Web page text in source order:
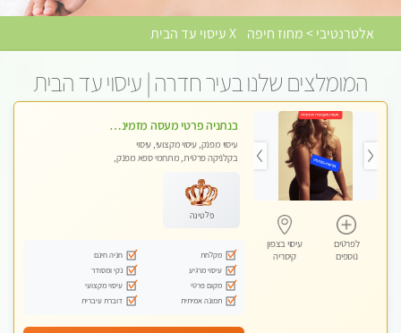
אלטרנטיבי > מחוז חיפה X עיסוי עד הבית
המומלצים שלנו בעיר חדרה | עיסוי עד הבית
לפרטים
נוספים
עיסוי בצפון
קיסריה
בנתניה פרטי מעסה מזמינה אותך למפגש אחד על אחד בלי שותפות! פינוק מרגיע vip
עיסוי מפנק, עיסוי מקצועי, עיסוי
בקלניקה פרטית, מתחמי ספא מפנק,
פלטינה
מקלחת
חניה חינם
עיסוי מרגיע
נקי ומסודר
מקום פרטי
עיסוי מקצועי
תמונה אמיתית
דוברת עיברית